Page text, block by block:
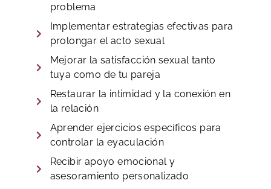
problema
Implementar estrategias efectivas para
prolongar el acto sexual
Mejorar la satisfacción sexual tanto
tuya como de tu pareja
Restaurar la intimidad y la conexión en
la relación
Aprender ejercicios específicos para
controlar la eyaculación
Recibir apoyo emocional y
asesoramiento personalizado